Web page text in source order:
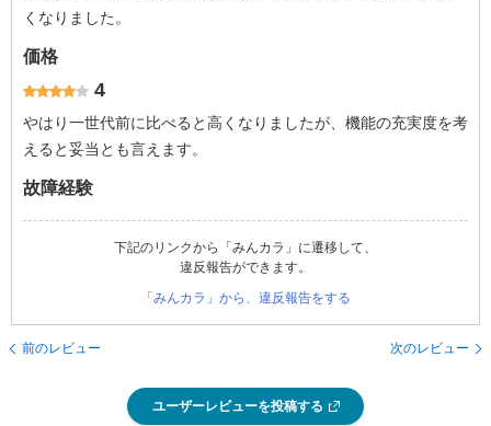
くなりました。
価格
4
やはり一世代前に比べると高くなりましたが、機能の充実度を考
えると妥当とも言えます。
故障経験
下記のリンクから「みんカラ」に遷移して、
違反報告ができます。
「みんカラ」から、違反報告をする
前のレビュー 次のレビュー
ユーザーレビューを投稿する